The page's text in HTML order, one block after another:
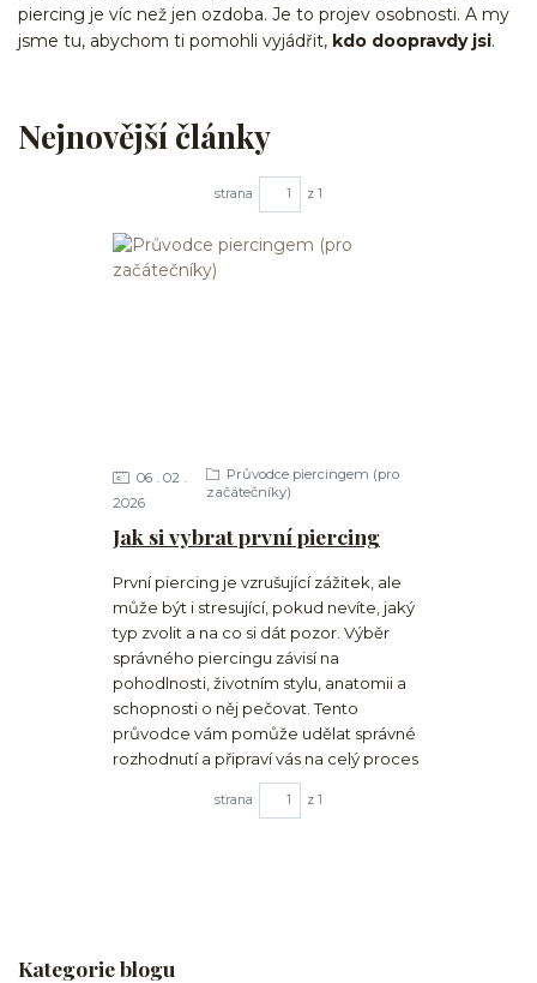
Kategorie blogu
piercing je víc než jen ozdoba. Je to projev osobnosti. A my
jsme tu, abychom ti pomohli vyjádřit, kdo doopravdy jsi.
Nejnovější články
strana z 1
Jak si vybrat první piercing
06
02
2026
Průvodce piercingem (pro
začátečníky)
První piercing je vzrušující zážitek, ale
může být i stresující, pokud nevíte, jaký
typ zvolit a na co si dát pozor. Výběr
správného piercingu závisí na
pohodlnosti, životním stylu, anatomii a
schopnosti o něj pečovat. Tento
průvodce vám pomůže udělat správné
rozhodnutí a připraví vás na celý proces
strana z 1